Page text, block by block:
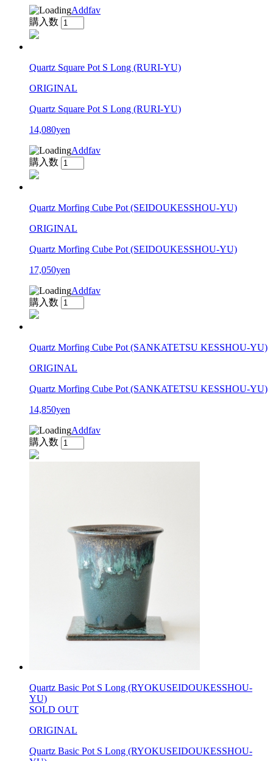
Addfav
購入数
Quartz Square Pot S Long (RURI-YU)
ORIGINAL
Quartz Square Pot S Long (RURI-YU)
14,080yen
Addfav
購入数
Quartz Morfing Cube Pot (SEIDOUKESSHOU-YU)
ORIGINAL
Quartz Morfing Cube Pot (SEIDOUKESSHOU-YU)
17,050yen
Addfav
購入数
Quartz Morfing Cube Pot (SANKATETSU KESSHOU-YU)
ORIGINAL
Quartz Morfing Cube Pot (SANKATETSU KESSHOU-YU)
14,850yen
Addfav
購入数
Quartz Basic Pot S Long (RYOKUSEIDOUKESSHOU-
YU)
SOLD OUT
ORIGINAL
Quartz Basic Pot S Long (RYOKUSEIDOUKESSHOU-